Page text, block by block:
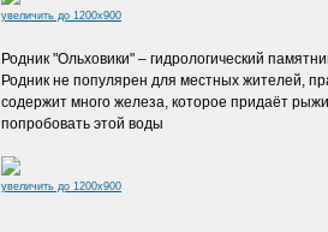
увеличить до 1200x900
Родник "Ольховики" – гидрологический
Родник не популярен для местных жителей,
содержит много железа, которое придаёт
попробовать этой воды
увеличить до 1200x900